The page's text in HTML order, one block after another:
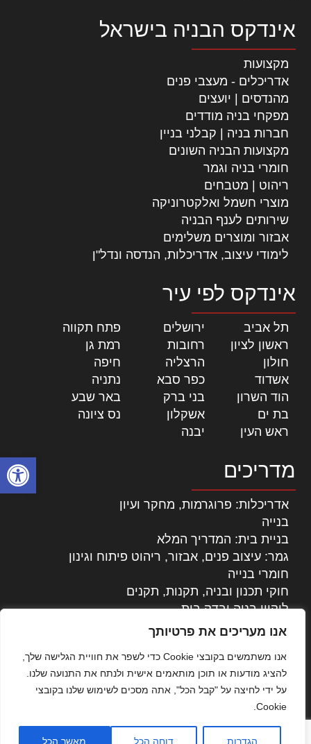
פתח
אנו מעריכים את פרטיותך
אנו משתמשים בקובצי Cookie כדי לשפר את חוויית הגלישה שלך,
להציג מודעות או תוכן מותאמים אישית ולנתח את התנועה שלנו.
על ידי לחיצה על "קבל הכל", אתה מסכים לשימוש שלנו בקובצי
Cookie.
הגדרות דוחה הכל מאשר הכל
אינדקס הבניה בישראל
מקצועות
אדריכלים - מעצבי פנים
מהנדסים | יועצים
מפקחי בניה מודדים
חברות בניה | קבלני בניין
מקצועות הבניה השונים
חומרי בניה וגמר
ריהוט | מטבחים
מוצרי חשמל ואלקטרוניקה
שירותים לענף הבניה
אבזור ומוצרים משלימים
לימודי עיצוב, אדריכלות, הנדסה ונדל"ן
אינדקס לפי עיר
תל אביב ירושלים פתח תקווה
ראשון לציון
רחובות רמת גן
חולון
הרצליה חיפה
אשדוד
כפר סבא נתניה
הוד השרון
בני ברק באר שבע
בת ים
אשקלון נס ציונה
ראש העין
יבנה
מדריכים
אדריכלות: פרוגרמות, מחקר ועיון
בנייה
בניית בית: המדריך המלא
גמר: עיצוב פנים, אבזור, ריהוט פיתוח וגינון
חומרי בנייה
חוקי תכנון ובניה, תקנות, תקנים
ליקויי בניה ובדק בית
נדל"ן: זכויות, אגרות ועסקאות
עקרונות ניהול אחזקה מתקדמות
צילום אדריכלי
שיווק נדלן
שיטות בניה: מפרטים והמלצות
תוכן שיווקי